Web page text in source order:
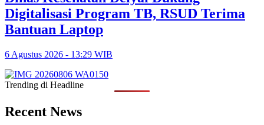
Digitalisasi Program TB, RSUD Terima
Bantuan Laptop
6 Agustus 2026 - 13:29 WIB
Trending di Headline
Recent News